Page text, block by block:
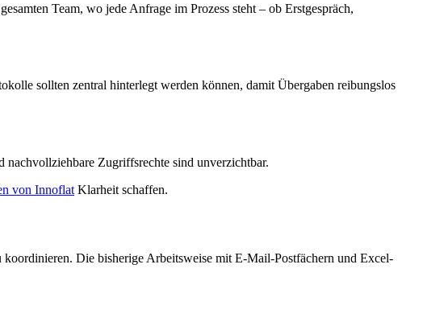
Team, wo jede Anfrage im Prozess steht – ob Erstgespräch,
sollten zentral hinterlegt werden können, damit Übergaben reibungslos
nachvollziehbare Zugriffsrechte sind unverzichtbar.
von Innoflat Klarheit schaffen.
Die bisherige Arbeitsweise mit E-Mail-Postfächern und Excel-